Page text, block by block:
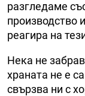
разгледаме
производство
реагира на
Нека не
храната не е
свързва ни с